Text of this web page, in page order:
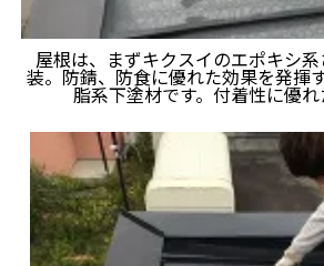
屋根は、まずキクスイのエポキシ
装。防錆、防食に優れた効果を発揮
脂系下塗材です。付着性に優れ